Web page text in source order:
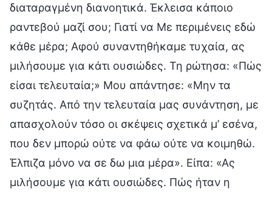
διαταραγμένη διανοητικά. Έκλεισα κάποιο
ραντεβού μαζί σου; Γιατί να Με περιμένεις εδώ
κάθε μέρα; Αφού συναντηθήκαμε τυχαία, ας
μιλήσουμε για κάτι ουσιώδες. Τη ρώτησα: «Πώς
είσαι τελευταία;» Μου απάντησε: «Μην τα
συζητάς. Από την τελευταία μας συνάντηση, με
απασχολούν τόσο οι σκέψεις σχετικά μ’ εσένα,
που δεν μπορώ ούτε να φάω ούτε να κοιμηθώ.
Έλπιζα μόνο να σε δω μια μέρα». Είπα: «Ας
μιλήσουμε για κάτι ουσιώδες. Πώς ήταν η